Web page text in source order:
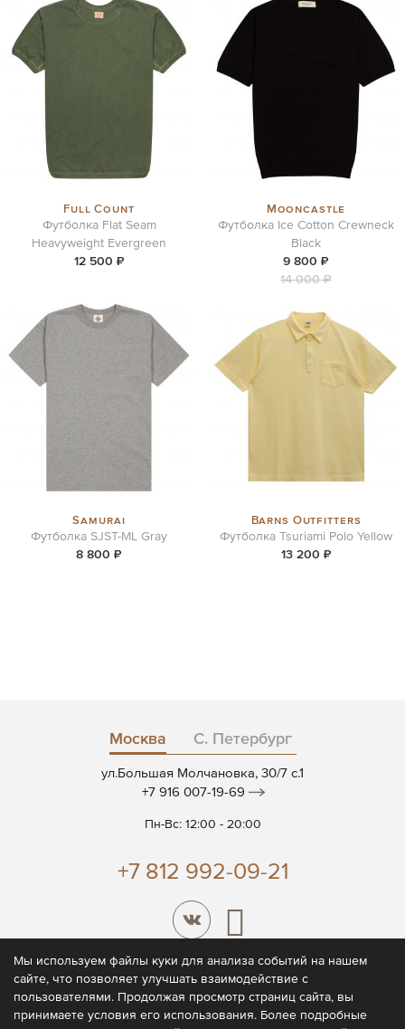
Full Count
Футболка Flat Seam
Heavyweight Evergreen
12 500 ₽
Mooncastle
Футболка Ice Cotton Crewneck
Black
9 800 ₽
14 000 ₽
Samurai
Футболка SJST-ML Gray
8 800 ₽
Barns Outfitters
Футболка Tsuriami Polo Yellow
13 200 ₽
Москва С. Петербург
ул.Большая Молчановка, 30/7 c.1
+7 916 007-19-69
Пн-Вс: 12:00 - 20:00
+7 812 992-09-21
Политика конфиденциальности
Мы используем файлы куки для анализа событий на нашем
сайте, что позволяет улучшать взаимодействие с
пользователями. Продолжая просмотр страниц сайта, вы
принимаете условия его использования. Более подробные